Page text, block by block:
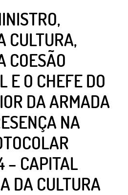
CULTURA,
COESÃO
E O CHEFE DO
DA ARMADA
NA
– CAPITAL
DA CULTURA